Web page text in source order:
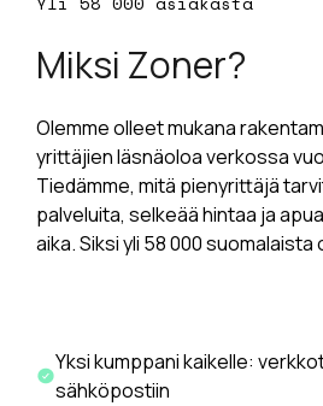
Miksi Zoner?
Olemme olleet mukana
yrittäjien läsnäoloa verkossa
Tiedämme, mitä pienyrittäjä
palveluita, selkeää hintaa ja
aika. Siksi yli 58 000
Yksi kumppani kaikelle:
sähköpostiin